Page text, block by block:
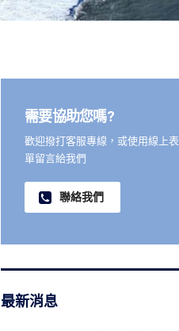
需要協助您嗎?
歡迎撥打客服專線，或使用線上表
單留言給我們
聯絡我們
最新消息